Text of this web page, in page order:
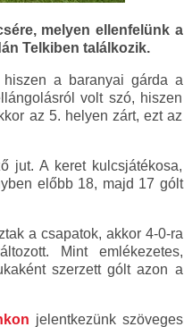
melyen ellenfelünk a
Telkiben találkozik.
a baranyai gárda a
volt szó, hiszen
az 5. helyen zárt, ezt az
jut. A keret kulcsjátékosa,
előbb 18, majd 17 gólt
a csapatok, akkor 4-0-ra
Mint emlékezetes,
szerzett gólt azon a
jelentkezünk szöveges